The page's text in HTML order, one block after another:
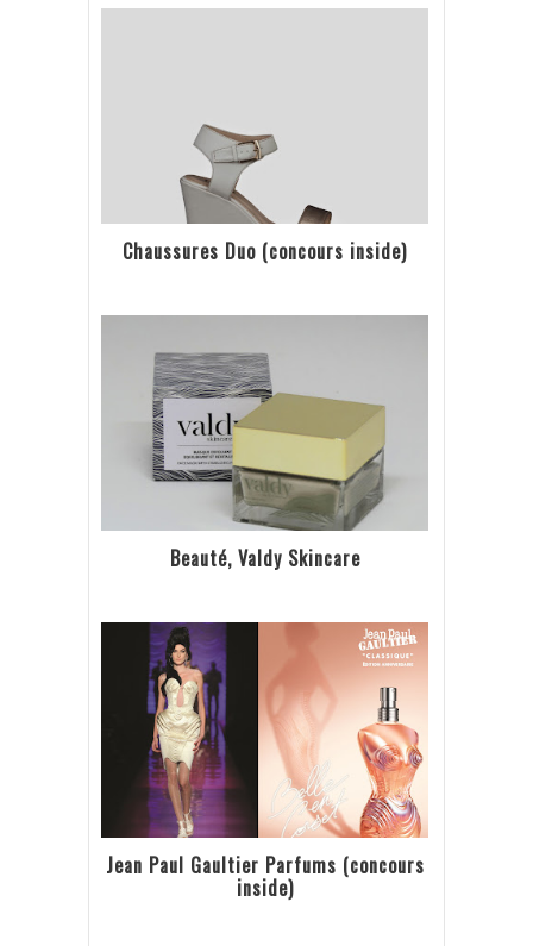
Chaussures Duo (concours inside)
Beauté, Valdy Skincare
Jean Paul Gaultier Parfums (concours
inside)